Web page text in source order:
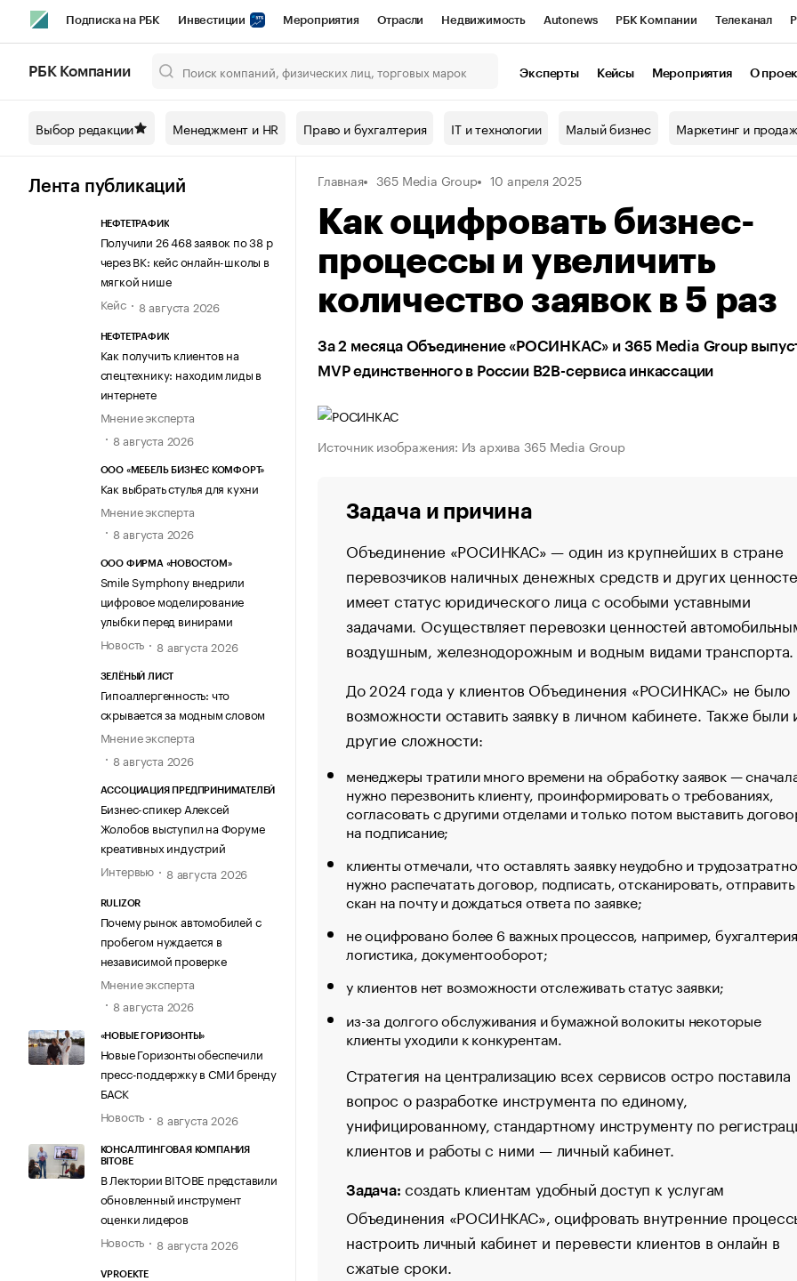
Подписка на РБК Инвестиции Мероприятия Отрасли Недвижимость Autonews РБК Компании Телеканал
Спецпроекты СПб Конференции СПб Спецпроекты Проверка контрагентов
Технологии и медиа Рынок наличной валюты
РБК Компании Эксперты Кейсы Мероприятия О
Выбор редакции Менеджмент и HR Право и бухгалтерия IT и технологии Малый бизнес Маркетинг и
Лента публикаций
НЕФТЕТРАФИК
Получили 26 468 заявок по 38 р
через ВК: кейс онлайн-школы в
мягкой нише
Кейс
8 августа 2026
НЕФТЕТРАФИК
Как получить клиентов на
спецтехнику: находим лиды в
интернете
Мнение эксперта
8 августа 2026
ООО «МЕБЕЛЬ БИЗНЕС КОМФОРТ»
Как выбрать стулья для кухни
Мнение эксперта
8 августа 2026
ООО ФИРМА «НОВОСТОМ»
Smile Symphony внедрили
цифровое моделирование
улыбки перед винирами
Новость
8 августа 2026
ЗЕЛЁНЫЙ ЛИСТ
Гипоаллергенность: что
скрывается за модным словом
Мнение эксперта
8 августа 2026
АССОЦИАЦИЯ ПРЕДПРИНИМАТЕЛЕЙ
Бизнес-спикер Алексей
Жолобов выступил на Форуме
креативных индустрий
Интервью
8 августа 2026
RULIZOR
Почему рынок автомобилей с
пробегом нуждается в
независимой проверке
Мнение эксперта
8 августа 2026
«НОВЫЕ ГОРИЗОНТЫ»
Новые Горизонты обеспечили
пресс-поддержку в СМИ бренду
БАСК
Новость
8 августа 2026
КОНСАЛТИНГОВАЯ КОМПАНИЯ
BITOBE
В Лектории BITOBE представили
обновленный инструмент
оценки лидеров
Новость
8 августа 2026
VPROEKTE
Главная 365 Media Group 10 апреля 2025
Как оцифровать бизнес-
процессы и увеличить
количество заявок в 5 раз
За 2 месяца Объединение «РОСИНКАС» и 365 Media Group
MVP единственного в России В2В-сервиса инкассации
Источник изображения: Из архива 365 Media Group
Задача и причина
Объединение «РОСИНКАС» — один из крупнейших в стране
перевозчиков наличных денежных средств и других
имеет статус юридического лица с особыми уставными
задачами. Осуществляет перевозки ценностей
воздушным, железнодорожным и водным видами транспорта.
До 2024 года у клиентов Объединения «РОСИНКАС» не было
возможности оставить заявку в личном кабинете. Также были
другие сложности:
менеджеры тратили много времени на обработку заявок —
нужно перезвонить клиенту, проинформировать о требованиях,
согласовать с другими отделами и только потом выставить
на подписание;
клиенты отмечали, что оставлять заявку неудобно и
нужно распечатать договор, подписать, отсканировать, отправить
скан на почту и дождаться ответа по заявке;
не оцифровано более 6 важных процессов, например,
логистика, документооборот;
у клиентов нет возможности отслеживать статус заявки;
из-за долгого обслуживания и бумажной волокиты некоторые
клиенты уходили к конкурентам.
Стратегия на централизацию всех сервисов остро поставила
вопрос о разработке инструмента по единому,
унифицированному, стандартному инструменту по
клиентов и работы с ними — личный кабинет.
Задача: создать клиентам удобный доступ к услугам
Объединения «РОСИНКАС», оцифровать внутренние
настроить личный кабинет и перевести клиентов в онлайн в
сжатые сроки.